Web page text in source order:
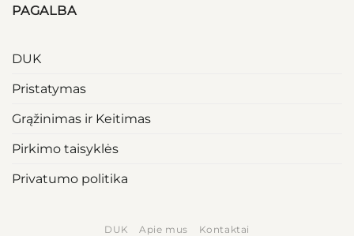
PAGALBA
DUK
Pristatymas
Grąžinimas ir Keitimas
Pirkimo taisyklės
Privatumo politika
DUK Apie mus Kontaktai